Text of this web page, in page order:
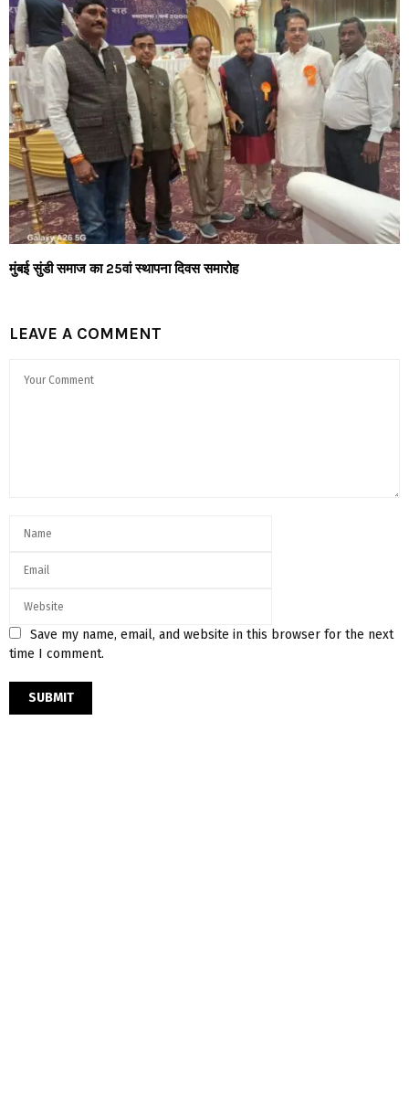
मुंबई सुंडी समाज का 25वां स्थापना दिवस समारोह
LEAVE A COMMENT
Save my name, email, and website in this browser for the next
time I comment.